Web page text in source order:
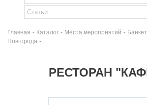
Главная - Каталог - Места мероприятий -
Новгорода -
РЕСТОРАН